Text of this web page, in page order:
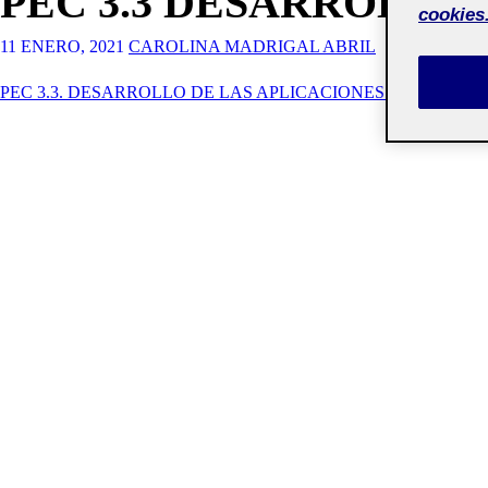
11 ENERO, 2021 CAROLINA MADRIGAL ABRIL
PEC 3.3. DESARROLLO DE LAS APLICACIONES BÁSICAS
cookies.